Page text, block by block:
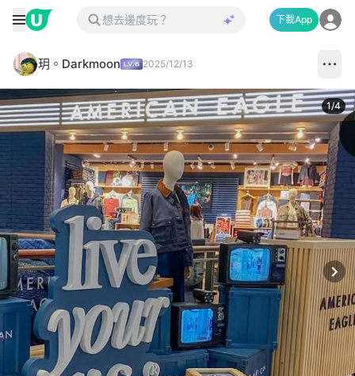
下載App
玥。Darkmoon 2025/12/13
1/4